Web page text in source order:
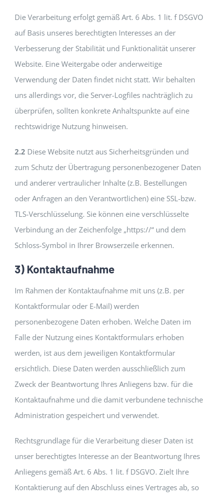
Die Verarbeitung erfolgt gemäß Art. 6 Abs. 1 lit. f DSGVO
auf Basis unseres berechtigten Interesses an der
Verbesserung der Stabilität und Funktionalität unserer
Website. Eine Weitergabe oder anderweitige
Verwendung der Daten findet nicht statt. Wir behalten
uns allerdings vor, die Server-Logfiles nachträglich zu
überprüfen, sollten konkrete Anhaltspunkte auf eine
rechtswidrige Nutzung hinweisen.
2.2 Diese Website nutzt aus Sicherheitsgründen und
zum Schutz der Übertragung personenbezogener Daten
und anderer vertraulicher Inhalte (z.B. Bestellungen
oder Anfragen an den Verantwortlichen) eine SSL-bzw.
TLS-Verschlüsselung. Sie können eine verschlüsselte
Verbindung an der Zeichenfolge „https://“ und dem
Schloss-Symbol in Ihrer Browserzeile erkennen.
3) Kontaktaufnahme
Im Rahmen der Kontaktaufnahme mit uns (z.B. per
Kontaktformular oder E-Mail) werden
personenbezogene Daten erhoben. Welche Daten im
Falle der Nutzung eines Kontaktformulars erhoben
werden, ist aus dem jeweiligen Kontaktformular
ersichtlich. Diese Daten werden ausschließlich zum
Zweck der Beantwortung Ihres Anliegens bzw. für die
Kontaktaufnahme und die damit verbundene technische
Administration gespeichert und verwendet.
Rechtsgrundlage für die Verarbeitung dieser Daten ist
unser berechtigtes Interesse an der Beantwortung Ihres
Anliegens gemäß Art. 6 Abs. 1 lit. f DSGVO. Zielt Ihre
Kontaktierung auf den Abschluss eines Vertrages ab, so